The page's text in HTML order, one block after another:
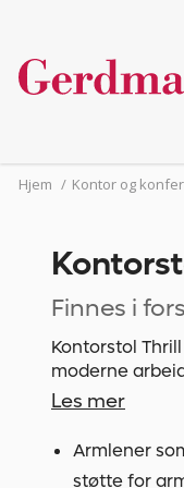
Hjem / Kontor og
Finnes i
Kontorstol Thrill Mesh Plus. Kontorstolen Thrill Mesh Plus er utviklet for bruk i
moderne
pustende
Les mer
Armlener
støtte for